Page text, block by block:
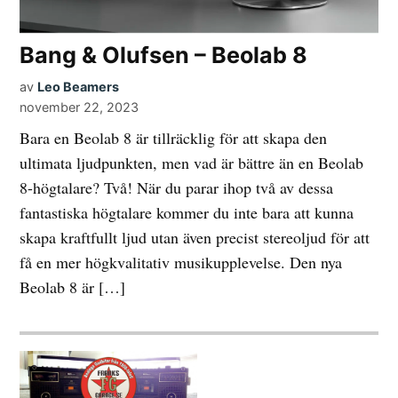
Bang & Olufsen – Beolab 8
av Leo Beamers
november 22, 2023
Bara en Beolab 8 är tillräcklig för att skapa den
ultimata ljudpunkten, men vad är bättre än en Beolab
8-högtalare? Två! När du parar ihop två av dessa
fantastiska högtalare kommer du inte bara att kunna
skapa kraftfullt ljud utan även precist stereoljud för att
få en mer högkvalitativ musikupplevelse. Den nya
Beolab 8 är […]